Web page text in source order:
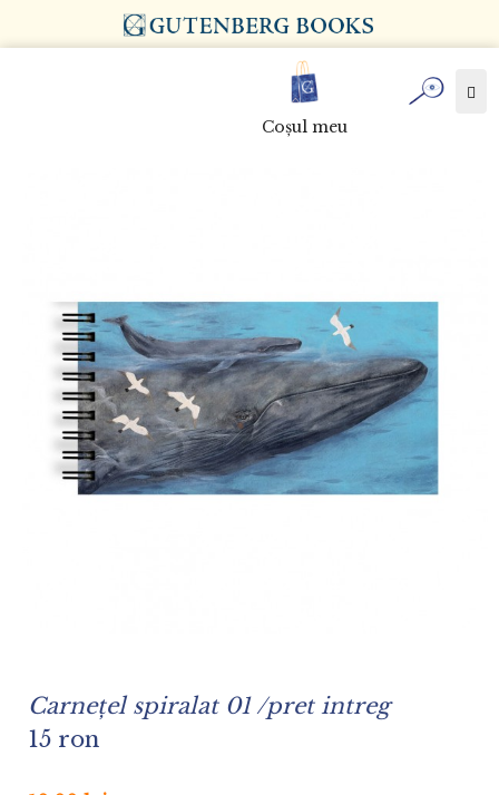
Coşul meu
Carnețel spiralat 01 /pret intreg
15 ron